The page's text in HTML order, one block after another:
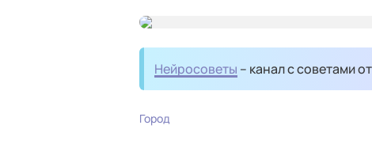
Нейросоветы – канал с советами
Город